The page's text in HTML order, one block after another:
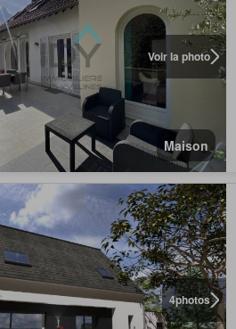
Voir la photo
Maison
4photos